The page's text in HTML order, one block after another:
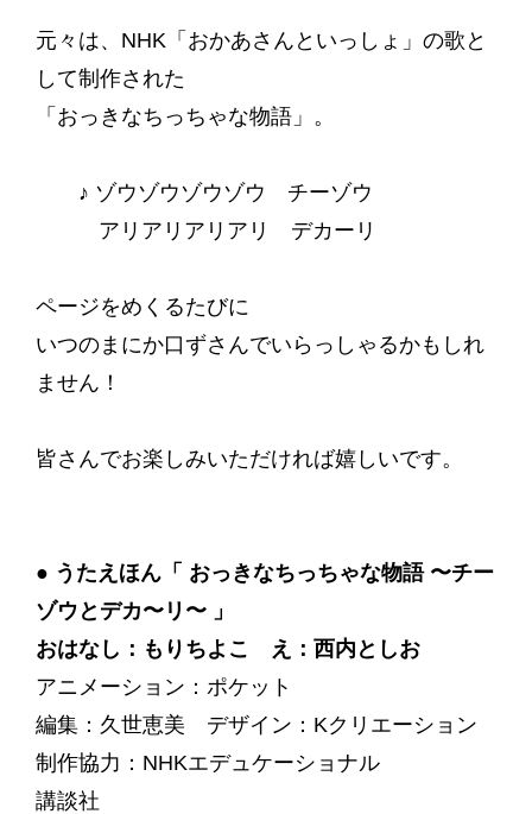
元々は、NHK「おかあさんといっしょ」の歌と
して制作された
「おっきなちっちゃな物語」。
♪ ゾウゾウゾウゾウ チーゾウ
アリアリアリアリ デカーリ
ページをめくるたびに
いつのまにか口ずさんでいらっしゃるかもしれ
ません！
皆さんでお楽しみいただければ嬉しいです。
● うたえほん「 おっきなちっちゃな物語 〜チー
ゾウとデカ〜リ〜 」
おはなし：もりちよこ え：西内としお
アニメーション：ポケット
編集：久世恵美 デザイン：Kクリエーション
制作協力：NHKエデュケーショナル
講談社